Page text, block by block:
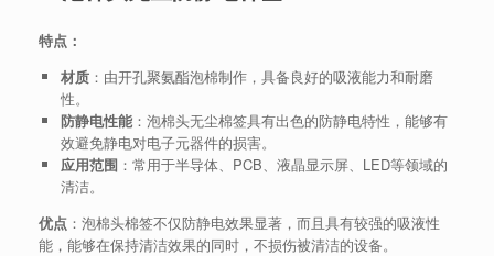
特点：
材质：由开孔聚氨酯泡棉制作，具备良好的吸液能力和耐磨
性。
防静电性能：泡棉头无尘棉签具有出色的防静电特性，能够有
效避免静电对电子元器件的损害。
应用范围 ：常用于半导体、PCB、液晶显示屏、LED等领域的
清洁。
优点 ：泡棉头棉签不仅防静电效果显著，而且具有较强的吸液性
能，能够在保持清洁效果的同时，不损伤被清洁的设备。